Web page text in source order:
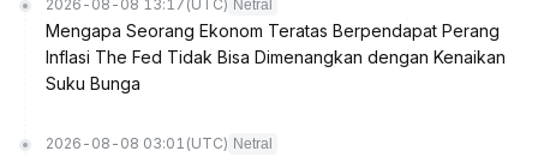
2026-08-08 13:17 (UTC) Netral
Mengapa Seorang Ekonom Teratas Berpendapat Perang
Inflasi The Fed Tidak Bisa Dimenangkan dengan Kenaikan
Suku Bunga
2026-08-08 03:01 (UTC) Netral